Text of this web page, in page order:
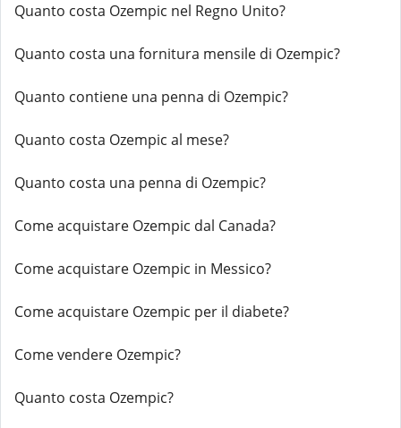
Quanto costa Ozempic nel Regno Unito?
Quanto costa una fornitura mensile di Ozempic?
Quanto contiene una penna di Ozempic?
Quanto costa Ozempic al mese?
Quanto costa una penna di Ozempic?
Come acquistare Ozempic dal Canada?
Come acquistare Ozempic in Messico?
Come acquistare Ozempic per il diabete?
Come vendere Ozempic?
Quanto costa Ozempic?